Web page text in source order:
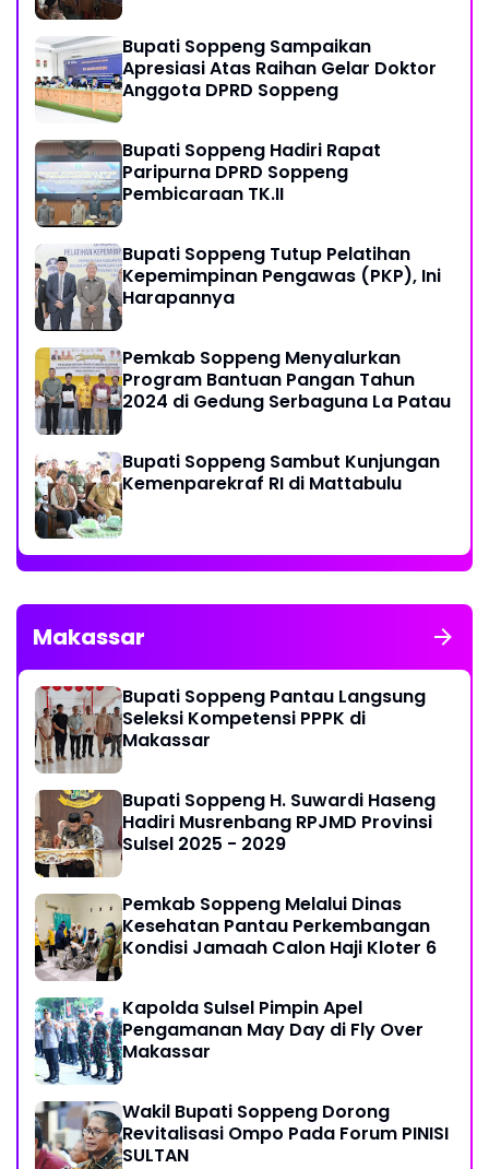
Bupati Soppeng Sampaikan
Apresiasi Atas Raihan Gelar Doktor
Anggota DPRD Soppeng
Bupati Soppeng Hadiri Rapat
Paripurna DPRD Soppeng
Pembicaraan TK.II
Bupati Soppeng Tutup Pelatihan
Kepemimpinan Pengawas (PKP), Ini
Harapannya
Pemkab Soppeng Menyalurkan
Program Bantuan Pangan Tahun
2024 di Gedung Serbaguna La Patau
Bupati Soppeng Sambut Kunjungan
Kemenparekraf RI di Mattabulu
Makassar
Bupati Soppeng Pantau Langsung
Seleksi Kompetensi PPPK di
Makassar
Bupati Soppeng H. Suwardi Haseng
Hadiri Musrenbang RPJMD Provinsi
Sulsel 2025 - 2029
Pemkab Soppeng Melalui Dinas
Kesehatan Pantau Perkembangan
Kondisi Jamaah Calon Haji Kloter 6
Kapolda Sulsel Pimpin Apel
Pengamanan May Day di Fly Over
Makassar
Wakil Bupati Soppeng Dorong
Revitalisasi Ompo Pada Forum PINISI
SULTAN